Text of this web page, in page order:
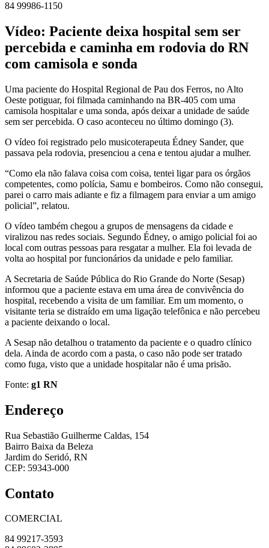
84 99986-1150
Vídeo: Paciente deixa hospital sem ser
percebida e caminha em rodovia do RN
com camisola e sonda
Uma paciente do Hospital Regional de Pau dos Ferros, no Alto
Oeste potiguar, foi filmada caminhando na BR-405 com uma
camisola hospitalar e uma sonda, após deixar a unidade de saúde
sem ser percebida. O caso aconteceu no último domingo (3).
O vídeo foi registrado pelo musicoterapeuta Édney Sander, que
passava pela rodovia, presenciou a cena e tentou ajudar a mulher.
“Como ela não falava coisa com coisa, tentei ligar para os órgãos
competentes, como polícia, Samu e bombeiros. Como não consegui,
parei o carro mais adiante e fiz a filmagem para enviar a um amigo
policial”, relatou.
O vídeo também chegou a grupos de mensagens da cidade e
viralizou nas redes sociais. Segundo Édney, o amigo policial foi ao
local com outras pessoas para resgatar a mulher. Ela foi levada de
volta ao hospital por funcionários da unidade e pelo familiar.
A Secretaria de Saúde Pública do Rio Grande do Norte (Sesap)
informou que a paciente estava em uma área de convivência do
hospital, recebendo a visita de um familiar. Em um momento, o
visitante teria se distraído em uma ligação telefônica e não percebeu
a paciente deixando o local.
A Sesap não detalhou o tratamento da paciente e o quadro clínico
dela. Ainda de acordo com a pasta, o caso não pode ser tratado
como fuga, visto que a unidade hospitalar não é uma prisão.
Fonte: g1 RN
Endereço
Rua Sebastião Guilherme Caldas, 154
Bairro Baixa da Beleza
Jardim do Seridó, RN
CEP: 59343-000
Contato
COMERCIAL
84 99217-3593